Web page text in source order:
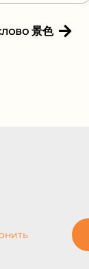
景色